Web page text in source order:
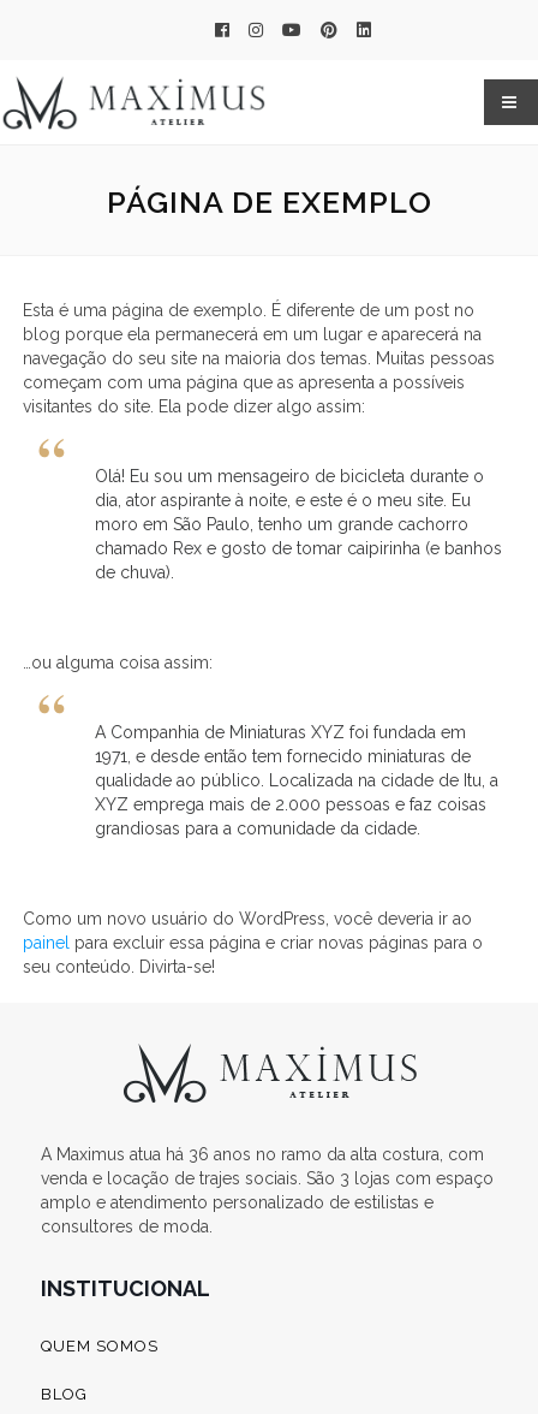
PÁGINA DE EXEMPLO
Esta é uma página de exemplo. É diferente de um post no
blog porque ela permanecerá em um lugar e aparecerá na
navegação do seu site na maioria dos temas. Muitas pessoas
começam com uma página que as apresenta a possíveis
visitantes do site. Ela pode dizer algo assim:
Olá! Eu sou um mensageiro de bicicleta durante o
dia, ator aspirante à noite, e este é o meu site. Eu
moro em São Paulo, tenho um grande cachorro
chamado Rex e gosto de tomar caipirinha (e banhos
de chuva).
…ou alguma coisa assim:
A Companhia de Miniaturas XYZ foi fundada em
1971, e desde então tem fornecido miniaturas de
qualidade ao público. Localizada na cidade de Itu, a
XYZ emprega mais de 2.000 pessoas e faz coisas
grandiosas para a comunidade da cidade.
Como um novo usuário do WordPress, você deveria ir ao
painel para excluir essa página e criar novas páginas para o
seu conteúdo. Divirta-se!
A Maximus atua há 36 anos no ramo da alta costura, com
venda e locação de trajes sociais. São 3 lojas com espaço
amplo e atendimento personalizado de estilistas e
consultores de moda.
INSTITUCIONAL
QUEM SOMOS
BLOG